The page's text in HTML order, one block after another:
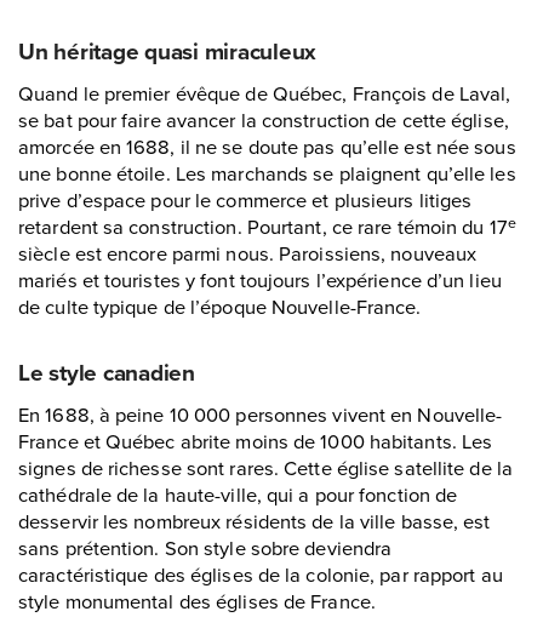
Un héritage quasi miraculeux
Quand le premier évêque de Québec, François de Laval,
se bat pour faire avancer la construction de cette église,
amorcée en 1688, il ne se doute pas qu’elle est née sous
une bonne étoile. Les marchands se plaignent qu’elle les
prive d’espace pour le commerce et plusieurs litiges
retardent sa construction. Pourtant, ce rare témoin du 17e
siècle est encore parmi nous. Paroissiens, nouveaux
mariés et touristes y font toujours l’expérience d’un lieu
de culte typique de l’époque Nouvelle-France.
Le style canadien
En 1688, à peine 10 000 personnes vivent en Nouvelle-
France et Québec abrite moins de 1000 habitants. Les
signes de richesse sont rares. Cette église satellite de la
cathédrale de la haute-ville, qui a pour fonction de
desservir les nombreux résidents de la ville basse, est
sans prétention. Son style sobre deviendra
caractéristique des églises de la colonie, par rapport au
style monumental des églises de France.